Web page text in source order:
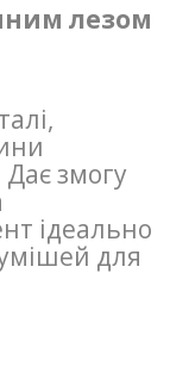
лезом
змогу
ідеально
для